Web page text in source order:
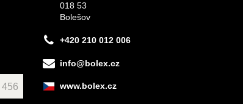
018 53
Bolešov
+420 210 012 006
info@bolex.cz
www.bolex.cz